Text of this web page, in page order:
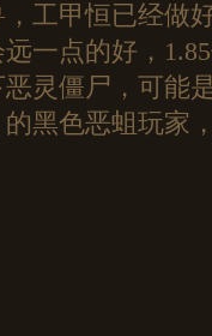
工甲恒已经做
一点的好，
灵僵尸，可能
黑色恶蛆玩家